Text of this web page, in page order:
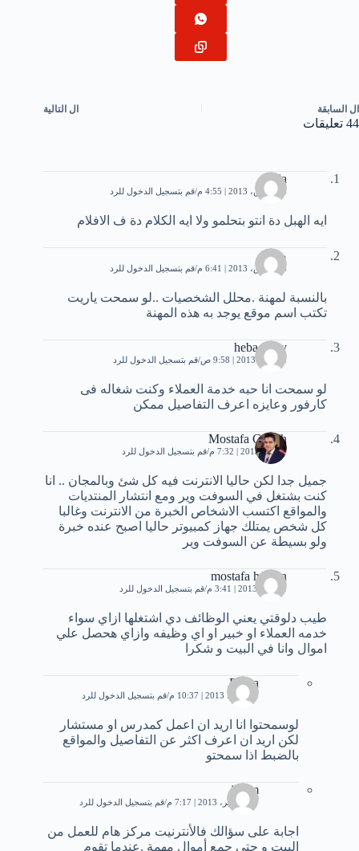
ال السابقة ال التالية
44 تعليقات
lila
14 مارس، 2013 | 4:55 م قم بتسجيل الدخول للرد
ايه الهبل دة انتو بتحلمو ولا ايه الكلام دة ف الافلام
صالح
14 مارس، 2013 | 6:41 م قم بتسجيل الدخول للرد
بالنسبة لمهنة .محلل الشخصيات ..لو سمحت ياريت
تكتب اسم موقع يوجد به هذه المهنة
heba fathy
3 أبريل، 2013 | 9:58 ص قم بتسجيل الدخول للرد
لو سمحت انا حبه خدمة العملاء وكنت شغاله فى
كارفور وعايزه اعرف التفاصيل ممكن
Mostafa Ghaith
4 مايو، 2013 | 7:32 م قم بتسجيل الدخول للرد
جميل جدا لكن حاليا الانترنت فيه كل شئ وبالمجان .. انا
كنت بشتغل في السوفت وير ومع انتشار المنتديات
والمواقع اكتسب الاشخاص الخبرة من الانترنت وغالبا
كل شخص يمتلك جهاز كمبيوتر حاليا اصبح عنده خبرة
ولو بسيطة عن السوفت وير
mostafa hassan
1 يونيو، 2013 | 3:41 م قم بتسجيل الدخول للرد
طيب دلوقتي يعني الوظائف دي اشتغلها ازاي سواء
خدمه العملاء او خبير او اي وظيفه وازاي هحصل علي
اموال وانا في البيت و شكرا
Baraa
11 يونيو، 2013 | 10:37 م قم بتسجيل الدخول للرد
لوسمحتوا انا اريد ان اعمل كمدرس او مستشار
لكن اريد ان اعرف اكثر عن التفاصيل والمواقع
بالضبط اذا سمحتو
issam
17 سبتمبر، 2013 | 7:17 م قم بتسجيل الدخول للرد
اجابة على سؤالك فالأنترنيت مركز هام للعمل من
البيت و حتى جمع أموال مهمة .عندما تقوم